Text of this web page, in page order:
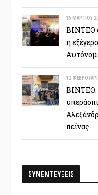
15 ΜΑΡΤΊΟΥ
ΒΙΝΤΕΟ
η
12
ΒΙΝΤΕΟ:
πείνας
ΣΥΝΕΝΤΕΥΞΕΙΣ